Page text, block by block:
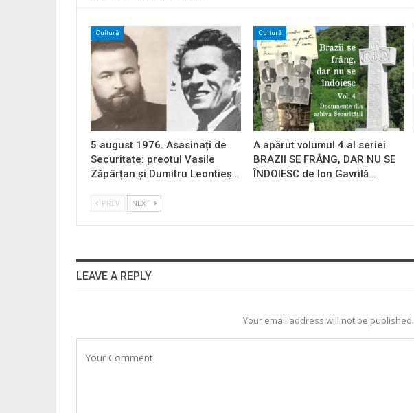
Cultură
5 august 1976. Asasinați de
Securitate: preotul Vasile
Zăpârțan și Dumitru Leontieș…
Cultură
A apărut volumul 4 al seriei
BRAZII SE FRÂNG, DAR NU SE
ÎNDOIESC de Ion Gavrilă…
PREV NEXT
LEAVE A REPLY
Your email address will not be published.